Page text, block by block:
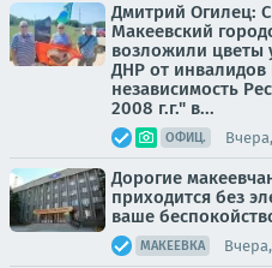
Дмитрий Огилец:
Макеевский
возложили цветы
ДНР от инвалидов
независимость
2008 г.г." в...
ОФИЦ.
Дорогие
приходится без
ваше
МАКЕЕВКА